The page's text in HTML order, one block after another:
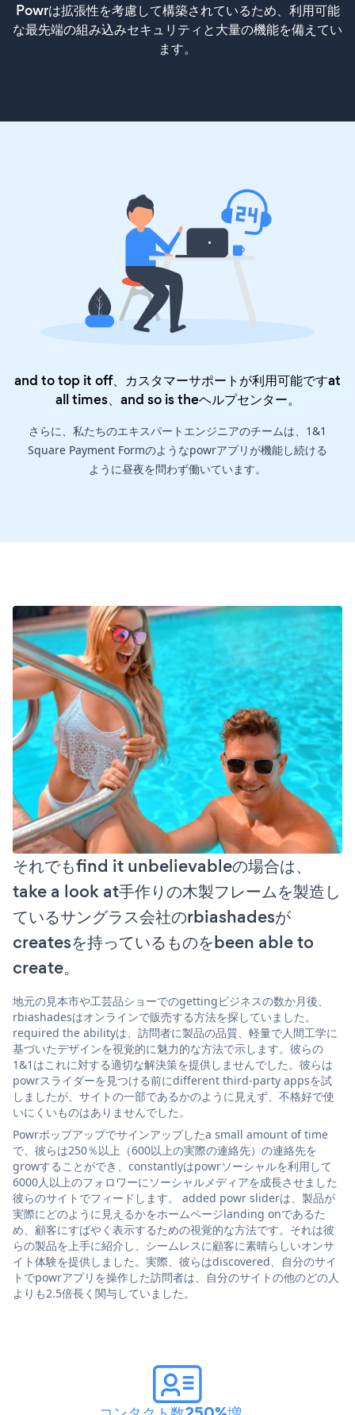
Powrは拡張性を考慮して構築されているため、利用可能
な最先端の組み込みセキュリティと大量の機能を備えてい
ます。
and to top it off、カスタマーサポートが利用可能ですat
all times、and so is theヘルプセンター。
さらに、私たちのエキスパートエンジニアのチームは、1&1
Square Payment Formのようなpowrアプリが機能し続ける
ように昼夜を問わず働いています。
それでもfind it unbelievableの場合は、
take a look at手作りの木製フレームを製造し
ているサングラス会社のrbiashadesが
createsを持っているものをbeen able to
create。
地元の見本市や工芸品ショーでのgettingビジネスの数か月後、
rbiashadesはオンラインで販売する方法を探していました。
required the abilityは、訪問者に製品の品質、軽量で人間工学に
基づいたデザインを視覚的に魅力的な方法で示します。彼らの
1&1はこれに対する適切な解決策を提供しませんでした。彼らは
powrスライダーを見つける前にdifferent third-party appsを試
しましたが、サイトの一部であるかのように見えず、不格好で使
いにくいものはありませんでした。
Powrポップアップでサインアップしたa small amount of time
で、彼らは250％以上（600以上の実際の連絡先）の連絡先を
growすることができ、constantlyはpowrソーシャルを利用して
6000人以上のフォロワーにソーシャルメディアを成長させました
彼らのサイトでフィードします。 added powr sliderは、製品が
実際にどのように見えるかをホームページlanding onであるた
め、顧客にすばやく表示するための視覚的な方法です。それは彼
らの製品を上手に紹介し、シームレスに顧客に素晴らしいオンサ
イト体験を提供しました。実際、彼らはdiscovered、自分のサイ
トでpowrアプリを操作した訪問者は、自分のサイトの他のどの人
よりも2.5倍長く関与していました。